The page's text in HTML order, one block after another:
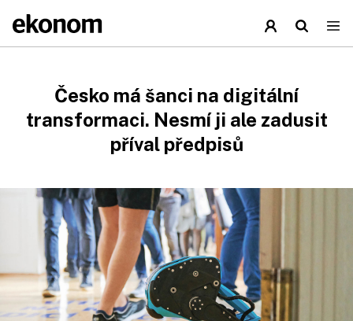
Česko má šanci na digitální
transformaci. Nesmí ji ale zadusit
příval předpisů